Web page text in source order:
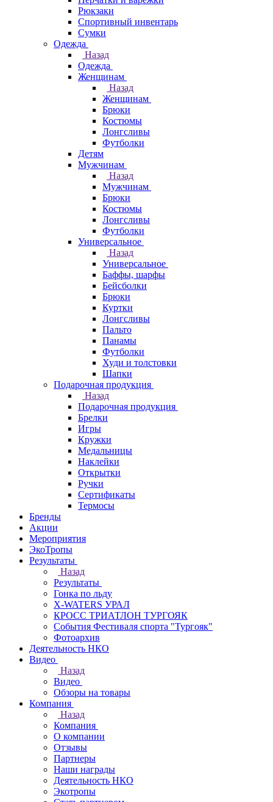
Рюкзаки
Спортивный инвентарь
Сумки
Одежда
Назад
Одежда
Женщинам
Назад
Женщинам
Брюки
Костюмы
Лонгсливы
Футболки
Детям
Мужчинам
Назад
Мужчинам
Брюки
Костюмы
Лонгсливы
Футболки
Универсальное
Назад
Универсальное
Баффы, шарфы
Бейсболки
Брюки
Куртки
Лонгсливы
Пальто
Панамы
Футболки
Худи и толстовки
Шапки
Подарочная продукция
Назад
Подарочная продукция
Брелки
Игры
Кружки
Медальницы
Наклейки
Открытки
Ручки
Сертификаты
Термосы
Бренды
Акции
Мероприятия
ЭкоТропы
Результаты
Назад
Результаты
Гонка по льду
X-WATERS УРАЛ
КРОСС ТРИАТЛОН ТУРГОЯК
События Фестиваля спорта "Тургояк"
Фотоархив
Деятельность НКО
Видео
Назад
Видео
Обзоры на товары
Компания
Назад
Компания
О компании
Отзывы
Партнеры
Наши награды
Деятельность НКО
Экотропы